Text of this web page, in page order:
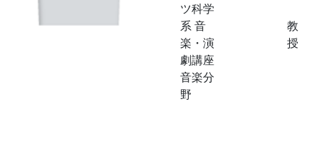
ツ科学
系 音
楽・演
劇講座
音楽分
野
教
授